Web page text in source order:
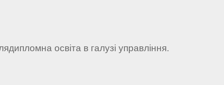
освіта в галузі управління.